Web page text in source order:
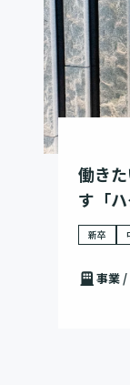
働き
す「ハ
新卒
事業 /